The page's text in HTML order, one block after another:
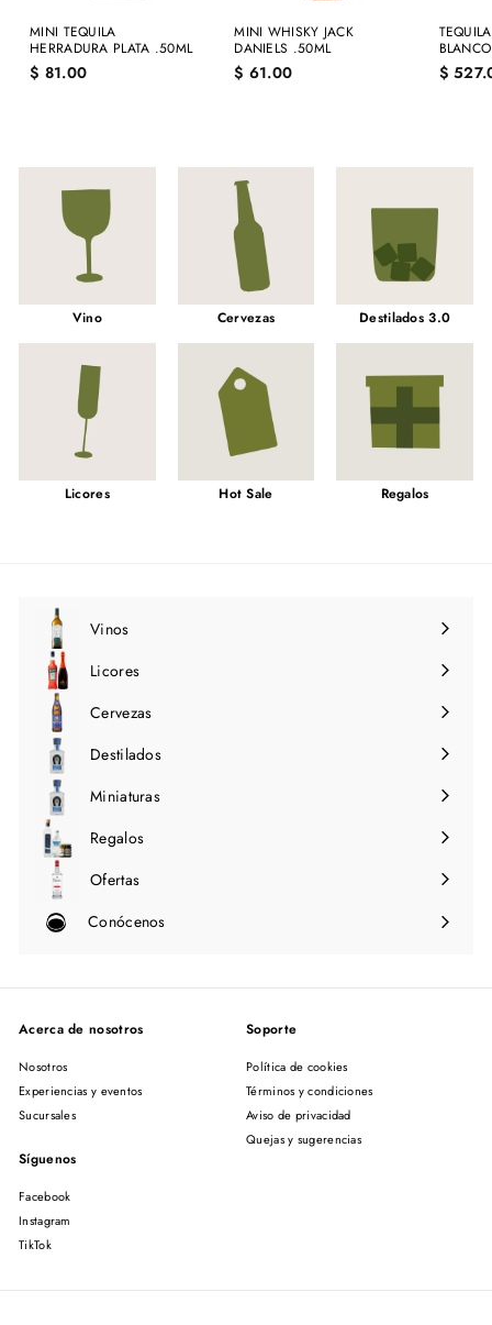
MINI TEQUILA
HERRADURA PLATA .50ML
$ 81.00$
0
MINI WHISKY JACK
DANIELS .50ML
$ 61.00$
0
$
Vino Cervezas Destilados 3.0
Licores Hot Sale Regalos
Vinos
Expandir
menú
Licores
Expandir
menú
Cervezas
Expandir
menú
Destilados
Expandir
menú
Miniaturas
Regalos
Ofertas
Conócenos
Expandir
Acerca de nosotros
Nosotros
Experiencias y eventos
Sucursales
Soporte
Política de cookies
Términos y condiciones
Aviso de privacidad
Quejas y sugerencias
Síguenos
Facebook
Instagram
TikTok